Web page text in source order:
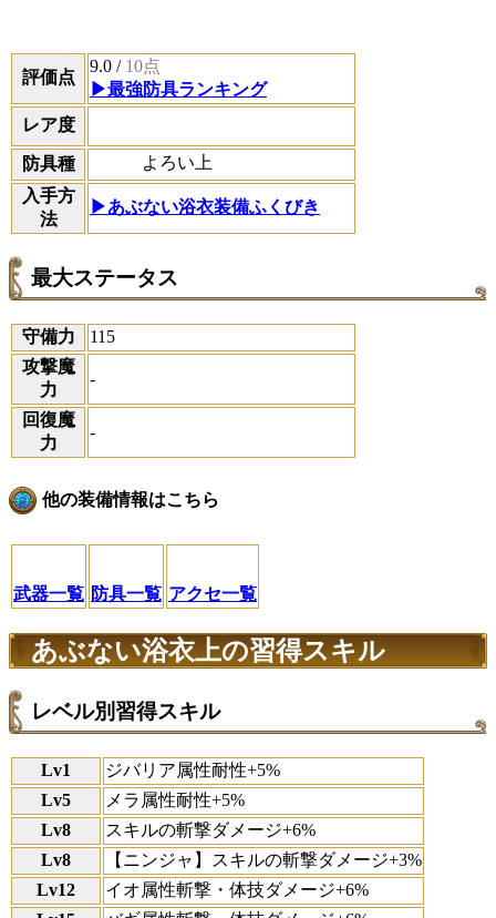
評価点
9.0 / 10点
▶最強防具ランキング
レア度
防具種
よろい上
入手方
法
▶あぶない浴衣装備ふくびき
最大ステータス
守備力
115
攻撃魔
力
-
回復魔
力
-
他の装備情報はこちら
武器一覧 防具一覧 アクセ一覧
あぶない浴衣上の習得スキル
レベル別習得スキル
Lv1
ジバリア属性耐性+5%
Lv5
メラ属性耐性+5%
Lv8
スキルの斬撃ダメージ+6%
Lv8
【ニンジャ】スキルの斬撃ダメージ+3%
Lv12
イオ属性斬撃・体技ダメージ+6%